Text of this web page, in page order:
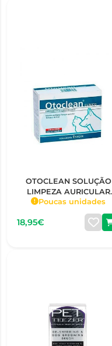
OTOCLEAN SOLUÇÃO
LIMPEZA AURICULAR
CÃES E GATOS 18
AMPOLAS X 5 ML
Poucas unidades
18,95€